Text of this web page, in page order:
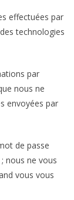
effectuées par
technologies
par
nous ne
envoyées par
de passe
nous ne vous
vous vous